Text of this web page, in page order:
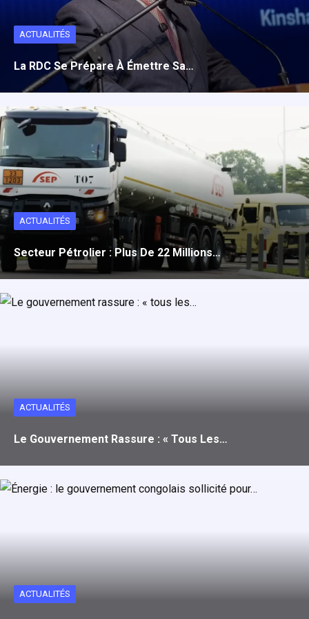
ACTUALITÉS
La RDC Se Prépare À Émettre Sa…
ACTUALITÉS
Secteur Pétrolier : Plus De 22 Millions…
ACTUALITÉS
Le Gouvernement Rassure : « Tous Les…
ACTUALITÉS